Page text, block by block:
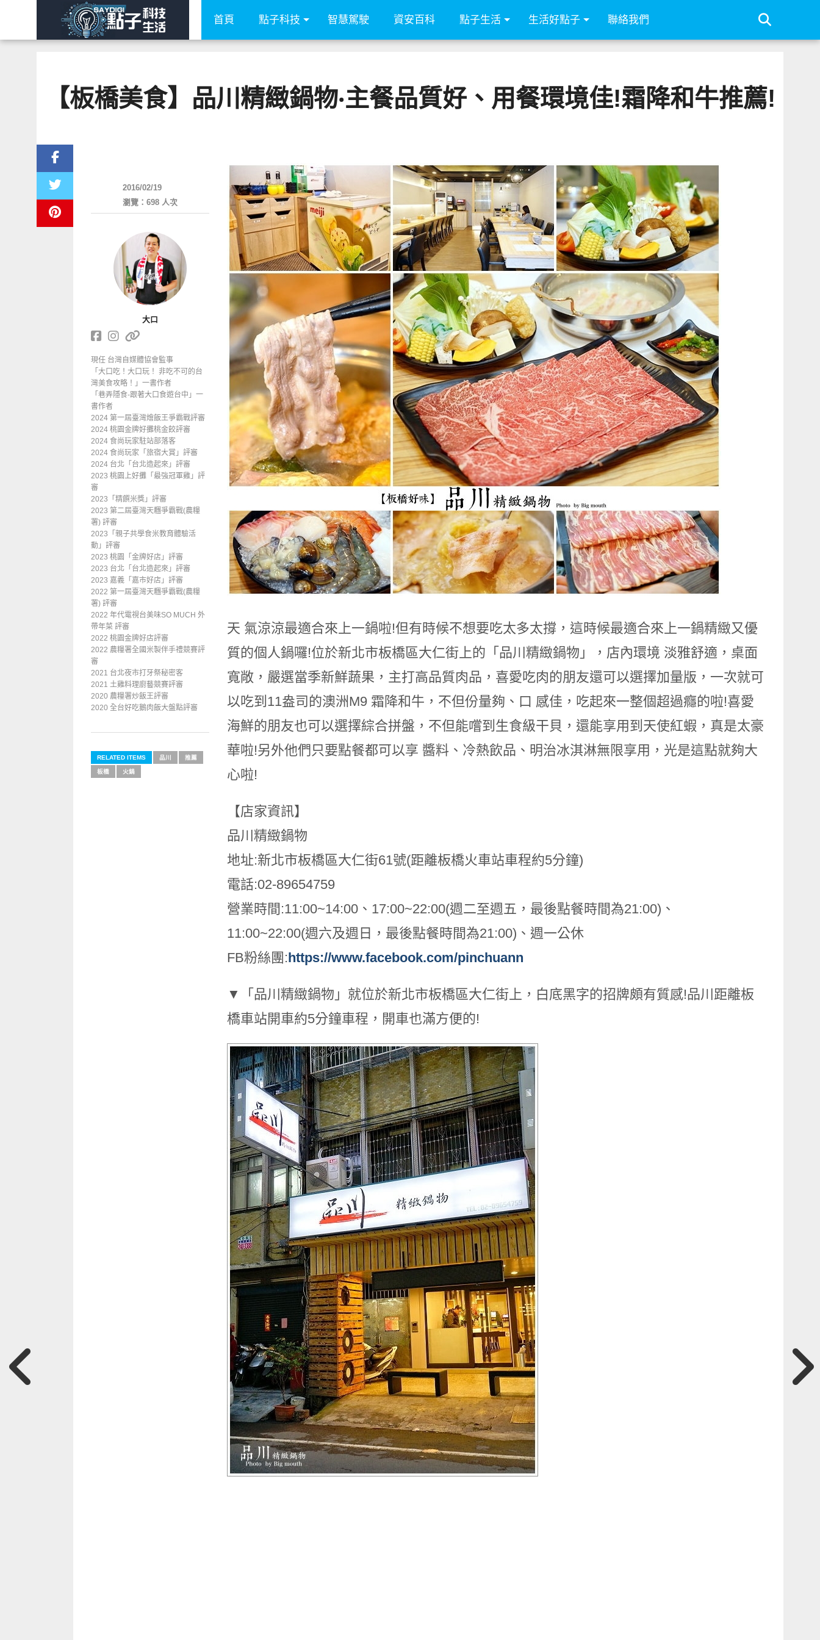
首頁 點子科技 智慧駕駛 資安百科 點子生活 生活好點子 聯絡我們
【板橋美食】品川精緻鍋物‧主餐品質好、用餐環境佳!霜降和牛推薦!
天 氣涼涼最適合來上一鍋啦!但有時候不想要吃太多太撐，這時候最適合來上一鍋精緻又優
質的個人鍋囉!位於新北市板橋區大仁街上的「品川精緻鍋物」，店內環境 淡雅舒適，桌面
寬敞，嚴選當季新鮮蔬果，主打高品質肉品，喜愛吃肉的朋友還可以選擇加量版，一次就可
以吃到11盎司的澳洲M9 霜降和牛，不但份量夠、口 感佳，吃起來一整個超過癮的啦!喜愛
海鮮的朋友也可以選擇綜合拼盤，不但能嚐到生食級干貝，還能享用到天使紅蝦，真是太豪
華啦!另外他們只要點餐都可以享 醬料、冷熱飲品、明治冰淇淋無限享用，光是這點就夠大
心啦!
【店家資訊】
品川精緻鍋物
地址:新北市板橋區大仁街61號(距離板橋火車站車程約5分鐘)
電話:02-89654759
營業時間:11:00~14:00、17:00~22:00(週二至週五，最後點餐時間為21:00)、
11:00~22:00(週六及週日，最後點餐時間為21:00)、週一公休
FB粉絲團:https://www.facebook.com/pinchuann
▼「品川精緻鍋物」就位於新北市板橋區大仁街上，白底黑字的招牌頗有質感!品川距離板
橋車站開車約5分鐘車程，開車也滿方便的!
2016/02/19
瀏覽：698 人次
大口
現任 台灣自媒體協會監事
「大口吃！大口玩！ 非吃不可的台
灣美食攻略！」一書作者
「巷弄隱食-跟著大口食遊台中」一
書作者
2024 第一屆臺灣燴飯王爭霸戰評審
2024 桃園金牌好攤桃金餃評審
2024 食尚玩家駐站部落客
2024 食尚玩家「旅宿大賞」評審
2024 台北「台北造起來」評審
2023 桃園上好攤「最強冠軍雞」評
審
2023「精饌米獎」評審
2023 第二屆臺灣天糰爭霸戰(農糧
署) 評審
2023「親子共學食米教育體驗活
動」評審
2023 桃園「金牌好店」評審
2023 台北「台北造起來」評審
2023 嘉義「嘉市好店」評審
2022 第一屆臺灣天糰爭霸戰(農糧
署) 評審
2022 年代電視台美味SO MUCH 外
帶年菜 評審
2022 桃園金牌好店評審
2022 農糧署全國米製伴手禮競賽評
審
2021 台北夜市打牙祭秘密客
2021 土雞料理廚藝競賽評審
2020 農糧署炒飯王評審
2020 全台好吃鵝肉飯大盤點評審
RELATED ITEMS 品川 推薦
板橋 火鍋